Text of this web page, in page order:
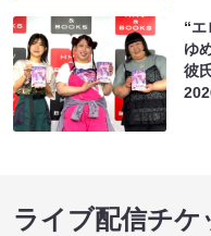
“エ
ゆ
彼
ライブ配信チケ